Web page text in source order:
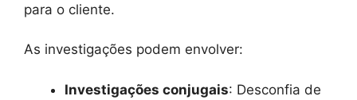
para o cliente.
As investigações podem envolver:
Investigações conjugais: Desconfia de